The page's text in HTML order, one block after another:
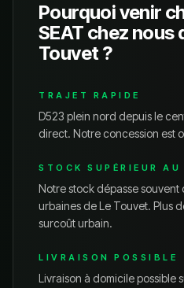
Pourquoi venir
SEAT chez nous
Touvet?
TRAJET RAPIDE
D523 plein nord depuis le
direct. Notre concession est
STOCK SUPÉRIEUR AU
Notre stock dépasse souvent
urbaines deLe Touvet. Plus
surcoût urbain.
LIVRAISON POSSIBLE
Livraison à domicile possible